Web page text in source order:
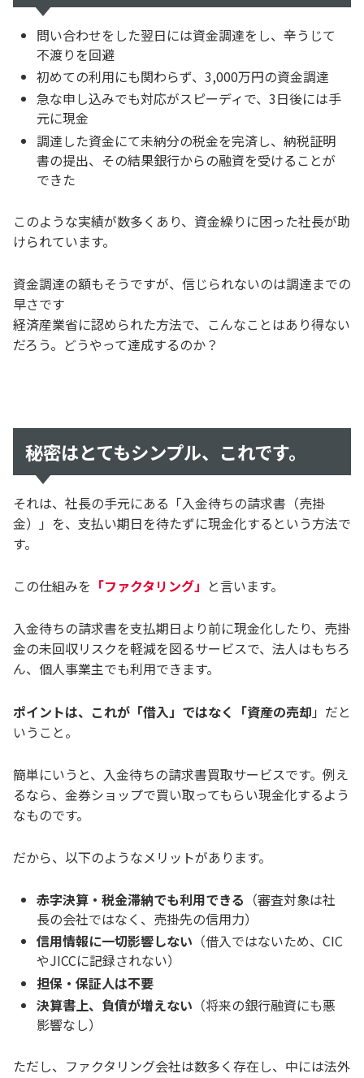
問い合わせをした翌日には資金調達をし、辛うじて
不渡りを回避
初めての利用にも関わらず、3,000万円の資金調達
急な申し込みでも対応がスピーディで、3日後には手
元に現金
調達した資金にて未納分の税金を完済し、納税証明
書の提出、その結果銀行からの融資を受けることが
できた
このような実績が数多くあり、資金繰りに困った社長が助
けられています。
資金調達の額もそうですが、信じられないのは調達までの
早さです
経済産業省に認められた方法で、こんなことはあり得ない
だろう。どうやって達成するのか？
秘密はとてもシンプル、これです。
それは、社長の手元にある「入金待ちの請求書（売掛
金）」を、支払い期日を待たずに現金化するという方法で
す。
この仕組みを 「ファクタリング」 と言います。
入金待ちの請求書を支払期日より前に現金化したり、売掛
金の未回収リスクを軽減を図るサービスで、法人はもちろ
ん、個人事業主でも利用できます。
ポイントは、これが「借入」ではなく「資産の売却 」だと
いうこと。
簡単にいうと、入金待ちの請求書買取サービスです。例え
るなら、金券ショップで買い取ってもらい現金化するよう
なものです。
だから、以下のようなメリットがあります。
赤字決算・税金滞納でも利用できる （審査対象は社
長の会社ではなく、売掛先の信用力）
信用情報に一切影響しない （借入ではないため、CIC
やJICCに記録されない）
担保・保証人は不要
決算書上、負債が増えない （将来の銀行融資にも悪
影響なし）
ただし、ファクタリング会社は数多く存在し、中には法外